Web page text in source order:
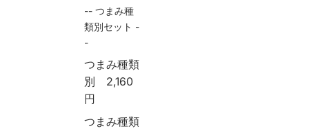
-- つまみ種
類別セット -
-
つまみ種類
別 2,160
円
つまみ種類